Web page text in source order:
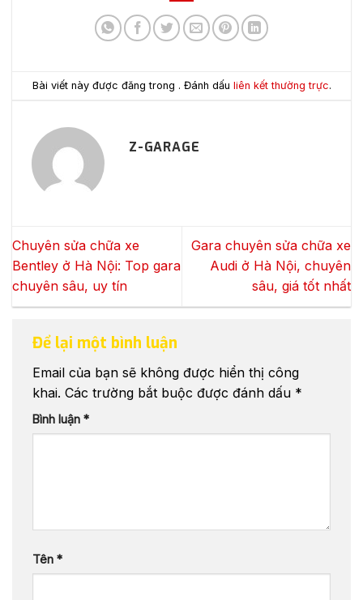
Bài viết này được đăng trong . Đánh dấu liên kết thường trực.
Z-GARAGE
Chuyên sửa chữa xe
Bentley ở Hà Nội: Top gara
chuyên sâu, uy tín
Gara chuyên sửa chữa xe
Audi ở Hà Nội, chuyên
sâu, giá tốt nhất
Để lại một bình luận
Email của bạn sẽ không được hiển thị công
khai. Các trường bắt buộc được đánh dấu *
Bình luận *
Tên *